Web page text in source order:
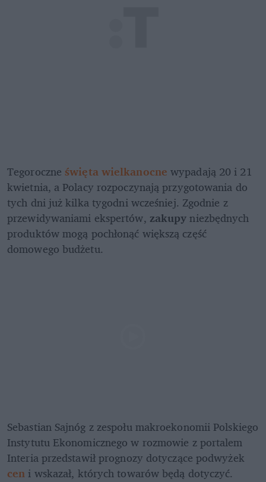
Tegoroczne święta wielkanocne wypadają 20 i 21
kwietnia, a Polacy rozpoczynają przygotowania do
tych dni już kilka tygodni wcześniej. Zgodnie z
przewidywaniami ekspertów, zakupy niezbędnych
produktów mogą pochłonąć większą część
domowego budżetu.
Sebastian Sajnóg z zespołu makroekonomii Polskiego
Instytutu Ekonomicznego w rozmowie z portalem
cen i wskazał, których towarów będą dotyczyć.